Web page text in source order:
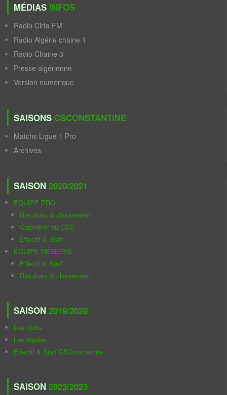
MÉDIAS INFOS
Radio Cirta FM
Radio Algérie chaine 1
Radio Chaine 3
Presse algérienne
Version numérique
SAISONS CSCONSTANTINE
Matchs Ligue 1 Pro
Archives
SAISON 2020/2021
ÉQUIPE PRO
Résultats & classement
Calendrier du CSC
Effectif & Staff
ÉQUIPE RÉSERVE
Effectif & Staff
Résultats & classement
SAISON 2019/2020
Les clubs
Les stades
Effectif & Staff CSConstantine
SAISON 2022/2023